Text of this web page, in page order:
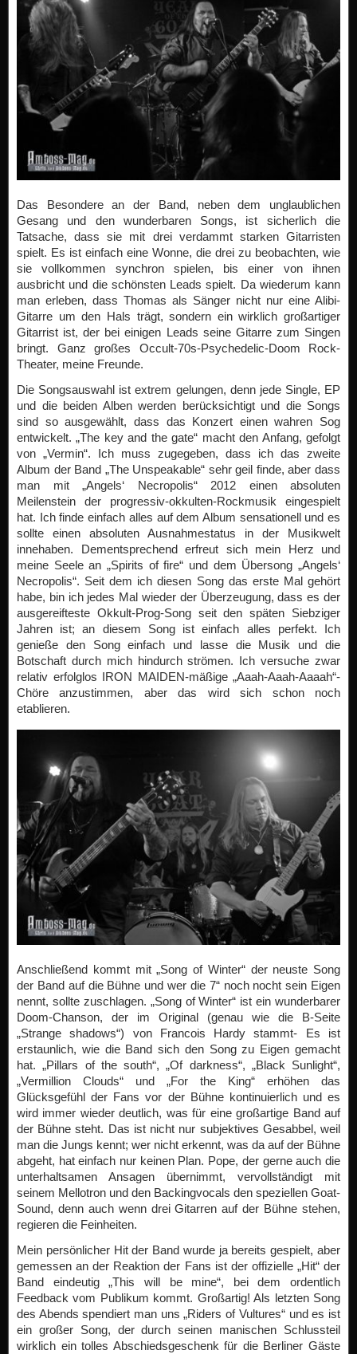
Das Besondere an der Band, neben dem unglaublichen
Gesang und den wunderbaren Songs, ist sicherlich die
Tatsache, dass sie mit drei verdammt starken Gitarristen
spielt. Es ist einfach eine Wonne, die drei zu beobachten, wie
sie vollkommen synchron spielen, bis einer von ihnen
ausbricht und die schönsten Leads spielt. Da wiederum kann
man erleben, dass Thomas als Sänger nicht nur eine Alibi-
Gitarre um den Hals trägt, sondern ein wirklich großartiger
Gitarrist ist, der bei einigen Leads seine Gitarre zum Singen
bringt. Ganz großes Occult-70s-Psychedelic-Doom Rock-
Theater, meine Freunde.
Die Songsauswahl ist extrem gelungen, denn jede Single, EP
und die beiden Alben werden berücksichtigt und die Songs
sind so ausgewählt, dass das Konzert einen wahren Sog
entwickelt. „The key and the gate“ macht den Anfang, gefolgt
von „Vermin“. Ich muss zugegeben, dass ich das zweite
Album der Band „The Unspeakable“ sehr geil finde, aber dass
man mit „Angels‘ Necropolis“ 2012 einen absoluten
Meilenstein der progressiv-okkulten-Rockmusik eingespielt
hat. Ich finde einfach alles auf dem Album sensationell und es
sollte einen absoluten Ausnahmestatus in der Musikwelt
innehaben. Dementsprechend erfreut sich mein Herz und
meine Seele an „Spirits of fire“ und dem Übersong „Angels‘
Necropolis“. Seit dem ich diesen Song das erste Mal gehört
habe, bin ich jedes Mal wieder der Überzeugung, dass es der
ausgereifteste Okkult-Prog-Song seit den späten Siebziger
Jahren ist; an diesem Song ist einfach alles perfekt. Ich
genieße den Song einfach und lasse die Musik und die
Botschaft durch mich hindurch strömen. Ich versuche zwar
relativ erfolglos IRON MAIDEN-mäßige „Aaah-Aaah-Aaaah“-
Chöre anzustimmen, aber das wird sich schon noch
etablieren.
Anschließend kommt mit „Song of Winter“ der neuste Song
der Band auf die Bühne und wer die 7“ noch nocht sein Eigen
nennt, sollte zuschlagen. „Song of Winter“ ist ein wunderbarer
Doom-Chanson, der im Original (genau wie die B-Seite
„Strange shadows“) von Francois Hardy stammt- Es ist
erstaunlich, wie die Band sich den Song zu Eigen gemacht
hat. „Pillars of the south“, „Of darkness“, „Black Sunlight“,
„Vermillion Clouds“ und „For the King“ erhöhen das
Glücksgefühl der Fans vor der Bühne kontinuierlich und es
wird immer wieder deutlich, was für eine großartige Band auf
der Bühne steht. Das ist nicht nur subjektives Gesabbel, weil
man die Jungs kennt; wer nicht erkennt, was da auf der Bühne
abgeht, hat einfach nur keinen Plan. Pope, der gerne auch die
unterhaltsamen Ansagen übernimmt, vervollständigt mit
seinem Mellotron und den Backingvocals den speziellen Goat-
Sound, denn auch wenn drei Gitarren auf der Bühne stehen,
regieren die Feinheiten.
Mein persönlicher Hit der Band wurde ja bereits gespielt, aber
gemessen an der Reaktion der Fans ist der offizielle „Hit“ der
Band eindeutig „This will be mine“, bei dem ordentlich
Feedback vom Publikum kommt. Großartig! Als letzten Song
des Abends spendiert man uns „Riders of Vultures“ und es ist
ein großer Song, der durch seinen manischen Schlussteil
wirklich ein tolles Abschiedsgeschenk für die Berliner Gäste